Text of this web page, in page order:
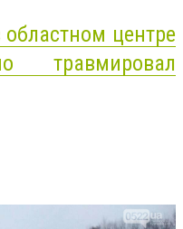
центре
травмировал